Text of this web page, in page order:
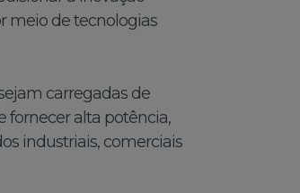
meio de tecnologias
carregadas de
fornecer alta potência,
industriais, comerciais